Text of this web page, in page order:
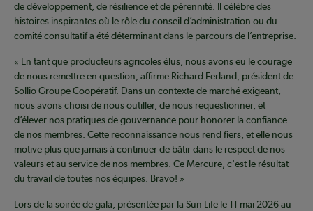
de développement, de résilience et de pérennité. Il célèbre des
histoires inspirantes où le rôle du conseil d’administration ou du
comité consultatif a été déterminant dans le parcours de l’entreprise.
« En tant que producteurs agricoles élus, nous avons eu le courage
de nous remettre en question, affirme Richard Ferland, président de
Sollio Groupe Coopératif. Dans un contexte de marché exigeant,
nous avons choisi de nous outiller, de nous requestionner, et
d’élever nos pratiques de gouvernance pour honorer la confiance
de nos membres. Cette reconnaissance nous rend fiers, et elle nous
motive plus que jamais à continuer de bâtir dans le respect de nos
valeurs et au service de nos membres. Ce Mercure, c'est le résultat
du travail de toutes nos équipes. Bravo! »
Lors de la soirée de gala, présentée par la Sun Life le 11 mai 2026 au